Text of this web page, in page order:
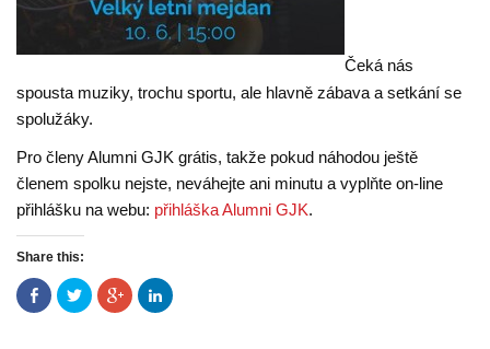
Čeká nás
spousta muziky, trochu sportu, ale hlavně zábava a setkání se
spolužáky.
Pro členy Alumni GJK grátis, takže pokud náhodou ještě
členem spolku nejste, neváhejte ani minutu a vyplňte on-line
přihlášku na webu: přihláška Alumni GJK.
Share this:
S
d
S
d
S
d
S
d